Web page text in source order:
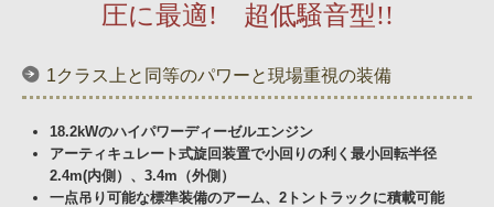
Company Info
Corporate Video
Products
圧に最適! 超低騒音型!!
1クラス上と同等のパワーと現場重視の装備
18.2kWのハイパワーディーゼルエンジン
アーティキュレート式旋回装置で小回りの利く最小回転半径
2.4m(内側）、3.4m（外側）
一点吊り可能な標準装備のアーム、2トントラックに積載可能